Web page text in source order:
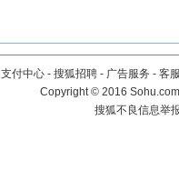
支付中心 - 搜狐招聘 - 广告服务 - 客
Copyright©2016
搜狐不良信息举